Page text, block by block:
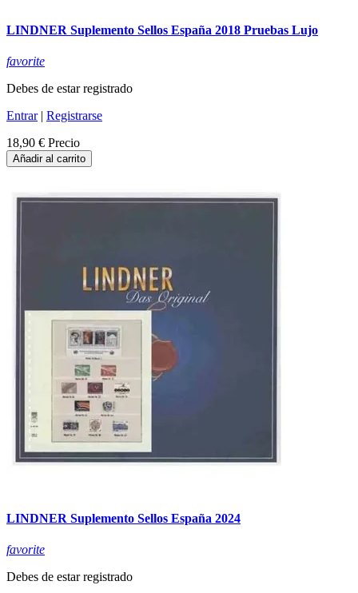
LINDNER Suplemento Sellos España 2018 Pruebas Lujo
favorite
Debes de estar registrado
Entrar| Registrarse
18,90 € Precio
Añadir al carrito
LINDNER Suplemento Sellos España 2024
favorite
Debes de estar registrado